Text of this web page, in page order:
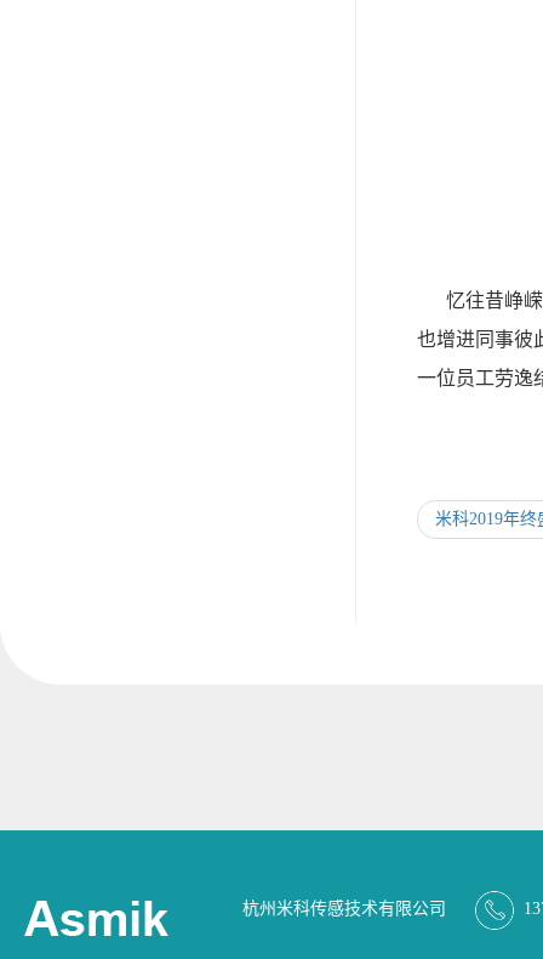
忆往昔峥嵘
也增进同事彼
一位员工劳逸
米科2019年
杭州米科传感技术有限公司